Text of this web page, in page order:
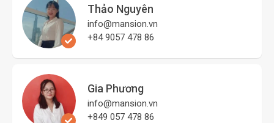
Thảo Nguyên
info@mansion.vn
+84 9057 478 86
Gia Phương
info@mansion.vn
+849 057 478 86